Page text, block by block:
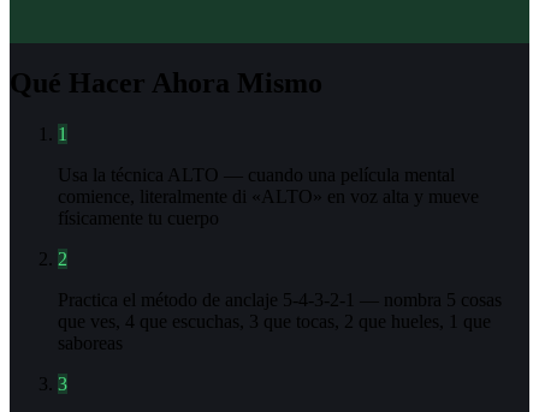
Qué Hacer Ahora Mismo
1
Usa la técnica ALTO — cuando una película mental
comience, literalmente di «ALTO» en voz alta y mueve
físicamente tu cuerpo
2
Practica el método de anclaje 5-4-3-2-1 — nombra 5 cosas
que ves, 4 que escuchas, 3 que tocas, 2 que hueles, 1 que
saboreas
3